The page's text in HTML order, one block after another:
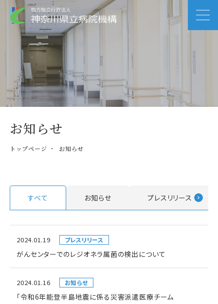
お知らせ
トップページ お知らせ
すべて お知らせ プレスリリース
2024.01.19 プレスリリース
がんセンターでのレジオネラ属菌の検出について
2024.01.16 お知らせ
「令和6年能登半島地震に係る災害派遣医療チーム